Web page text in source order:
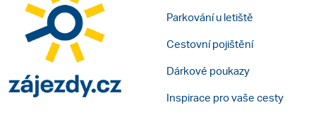
Parkování u letiště
Cestovní pojištění
Dárkové poukazy
Inspirace pro vaše cesty